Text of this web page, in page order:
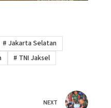
# Jakarta Selatan
# TNI Jaksel
NEXT